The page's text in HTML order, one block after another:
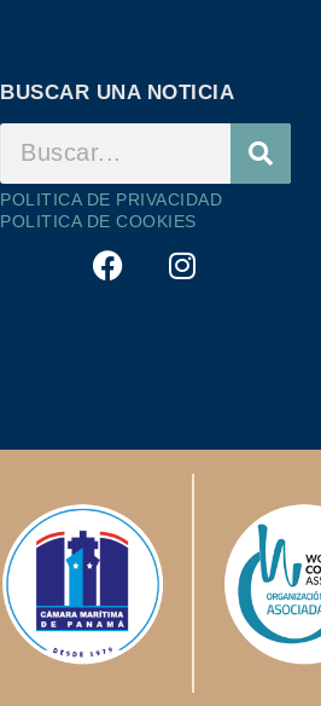
BUSCAR UNA NOTICIA
POLITICA DE PRIVACIDAD
POLITICA DE COOKIES